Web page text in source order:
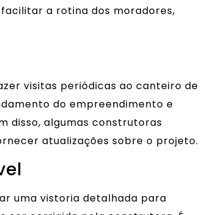
a rotina dos moradores,
visitas periódicas ao canteiro de
do empreendimento e
disso, algumas construtoras
atualizações sobre o projeto.
uma vistoria detalhada para